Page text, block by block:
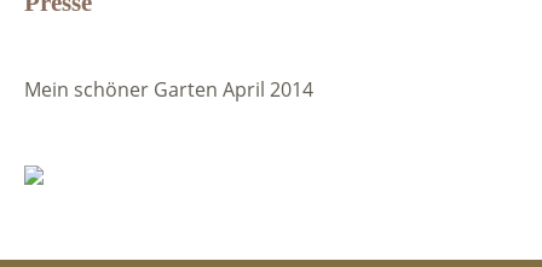
Mein schöner Garten April 2014